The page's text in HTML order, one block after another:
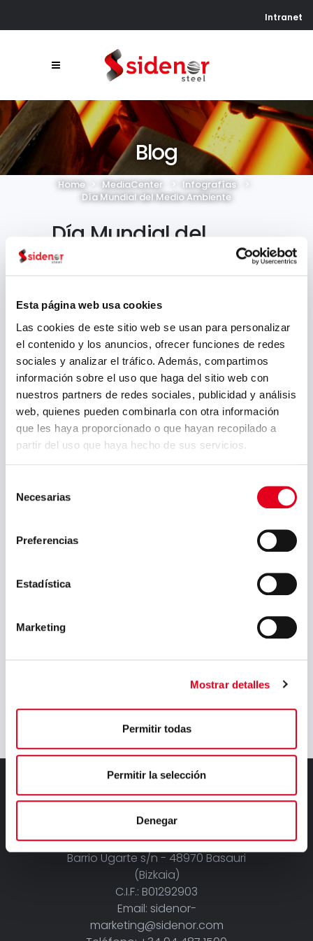
Esta página web usa cookies
Las cookies de este sitio web se usan para personalizar
el contenido y los anuncios, ofrecer funciones de redes
sociales y analizar el tráfico. Además, compartimos
información sobre el uso que haga del sitio web con
nuestros partners de redes sociales, publicidad y análisis
web, quienes pueden combinarla con otra información
que les haya proporcionado o que hayan recopilado a
partir del uso que haya hecho de sus servicios.
Necesarias
Preferencias
Estadística
Marketing
Mostrar detalles
Permitir todas
Permitir la selección
Denegar
Intranet
Blog
Home MediaCenter Infografías
Día Mundial del Medio Ambiente
Día Mundial del
Medio Ambiente
Ambientequeríamos
recordamos la importancia
de lasostenibilidaden la
industria. En Sidenor estamos
totalmente comprometidos.
Barrio Ugarte s/n - 48970 Basauri
(Bizkaia)
C.I.F.: B01292903
Email: sidenor-
marketing@sidenor.com